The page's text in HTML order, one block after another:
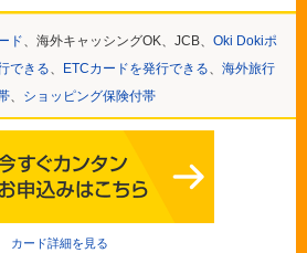
ド 、海外キャッシングOK、JCB、 Oki Dokiポ
できる ETCカードを発行できる
海外旅行
ショッピング保険付帯
カード詳細を見る